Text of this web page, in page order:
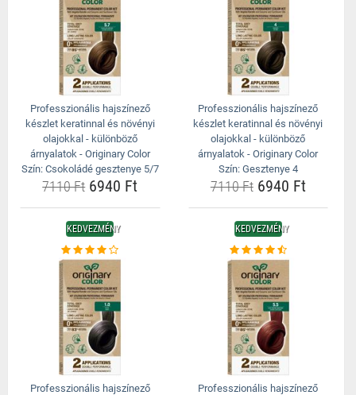
Professzionális hajszínező
készlet keratinnal és növényi
olajokkal - különböző
árnyalatok - Originary Color
Szín: Csokoládé gesztenye 5/7
7110 Ft6940 Ft
Professzionális hajszínező
készlet keratinnal és növényi
olajokkal - különböző
árnyalatok - Originary Color
Szín: Gesztenye 4
7110 Ft6940 Ft
KEDVEZMÉNY
Professzionális hajszínező
KEDVEZMÉNY
Professzionális hajszínező